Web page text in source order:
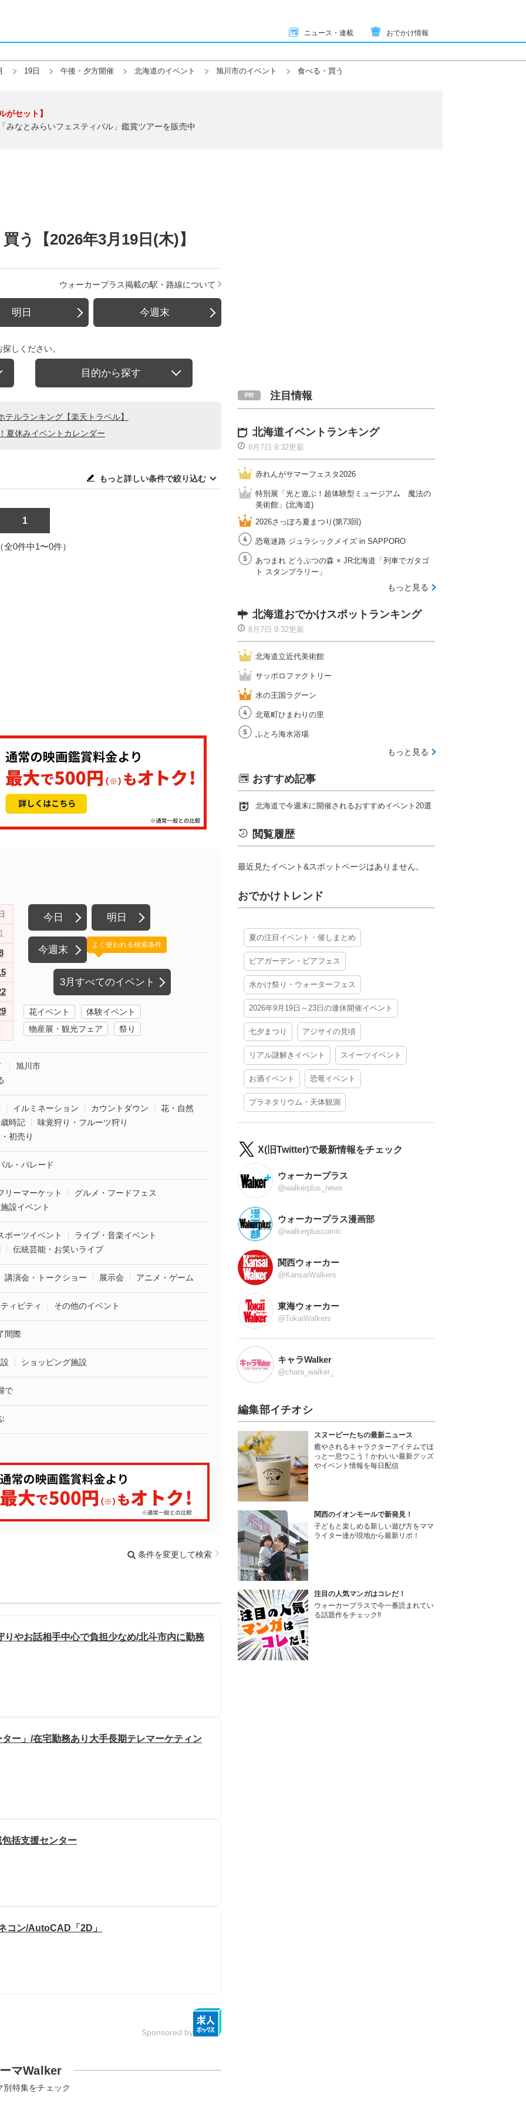
ニュース・連載 おでかけ情報
19日 午後・夕方開催 北海道のイベント 旭川市のイベント 食べる・買う
がセット】
みなとみらいフェスティバル」鑑賞ツアーを販売中
う【2026年3月19日(木)】
ウォーカープラス掲載の駅・路線について
明日 今週末
しください。
目的から探す
ルランキング【楽天トラベル】
夏休みイベントカレンダー
もっと詳しい条件で絞り込む
1
全0件中1〜0件）
今日 明日
今週末
3月すべてのイベント
よく使われる検索条件
花イベント
体験イベント
物産展・観光フェア
祭り
旭川市
イルミネーション カウントダウン
花・自然
時記
味覚狩り・フルーツ狩り
初売り
ル・パレード
リーマーケット
グルメ・フードフェス
設イベント
ポーツイベント
ライブ・音楽イベント
伝統芸能・お笑いライブ
講演会・トークショー 展示会 アニメ・ゲーム
ィビティ その他のイベント
間際
ショッピング施設
で
条件を変更して検索
やお話相手中心で負担少なめ/北斗市内に勤務
ー」/在宅勤務あり大手長期テレマーケティン
括支援センター
コン/AutoCAD「2D」
Sponsored by
マWalker
別特集をチェック
注目情報
北海道イベントランキング
8月7日 9:32更新
赤れんがサマーフェスタ2026
特別展「光と遊ぶ！超体験型ミュージアム 魔法の
美術館」(北海道)
2026さっぽろ夏まつり(第73回)
恐竜迷路 ジュラシックメイズ in SAPPORO
あつまれ どうぶつの森 × JR北海道「列車でガタゴ
ト スタンプラリー」
もっと見る
北海道おでかけスポットランキング
8月7日 9:32更新
北海道立近代美術館
サッポロファクトリー
水の王国ラグーン
北竜町ひまわりの里
ふとろ海水浴場
もっと見る
おすすめ記事
北海道で今週末に開催されるおすすめイベント20選
閲覧履歴
最近見たイベント&スポットページはありません。
おでかけトレンド
夏の注目イベント・催しまとめ
ビアガーデン・ビアフェス
水かけ祭り・ウォーターフェス
2026年9月19日～23日の連休開催イベント
七夕まつり アジサイの見頃
リアル謎解きイベント スイーツイベント
お酒イベント 恐竜イベント
プラネタリウム・天体観測
X(旧Twitter)で最新情報をチェック
ウォーカープラス
@walkerplus_news
ウォーカープラス漫画部
@walkerpluscomic
関西ウォーカー
@KansaiWalkers
東海ウォーカー
@TokaiWalkers
キャラWalker
@chara_walker_
編集部イチオシ
スヌーピーたちの最新ニュース
癒やされるキャラクターアイテムでほ
っと一息つこう！かわいい最新グッズ
やイベント情報を毎日配信
関西のイオンモールで新発見！
子どもと楽しめる新しい遊び方をママ
ライター達が現地から最新リポ！
注目の人気マンガはコレだ！
ウォーカープラスで今一番読まれてい
る話題作をチェック!!